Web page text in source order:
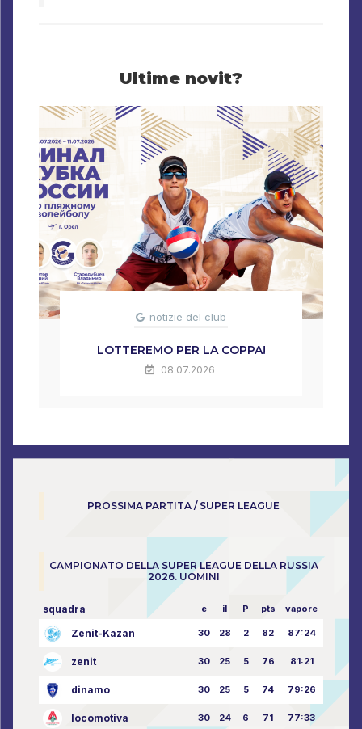
Ultime novit?
notizie del club
LOTTEREMO PER LA COPPA!
08.07.2026
PROSSIMA PARTITA / SUPER LEAGUE
CAMPIONATO DELLA SUPER LEAGUE DELLA RUSSIA
2026. UOMINI
squadra e il P pts vapore
Zenit-Kazan 30 28 2 82 87:24
zenit 30 25 5 76 81:21
dinamo 30 25 5 74 79:26
locomotiva 30 24 6 71 77:33